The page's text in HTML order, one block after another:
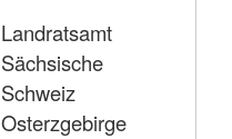
Landratsamt
Sächsische
Schweiz
Osterzgebirge